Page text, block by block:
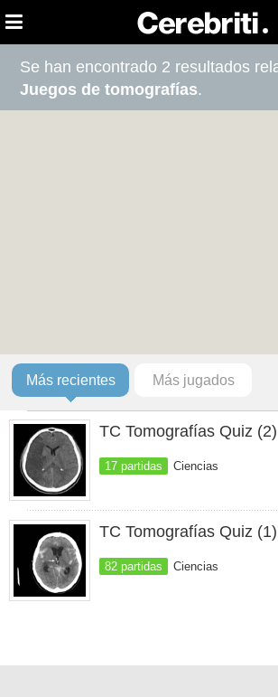
Se han encontrado 2 resultados
Juegos de tomografías.
Más recientes Más jugados
TC Tomografías Quiz (2)
17 partidas Ciencias
TC Tomografías Quiz (1)
82 partidas Ciencias